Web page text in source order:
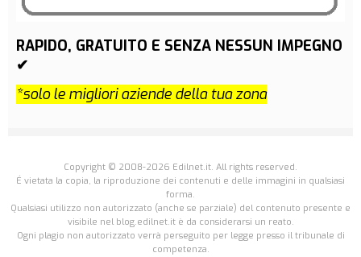
RAPIDO, GRATUITO E SENZA NESSUN IMPEGNO
✔
*solo le migliori aziende della tua zona
Copyright © 2008-2026 Edilnet.it. All rights reserved.
É vietata la copia, la riproduzione dei contenuti e delle immagini in qualsiasi
forma.
Qualsiasi utilizzo non autorizzato (anche se parziale) del contenuto presente e
visibile nel blog.edilnet.it è da considerarsi un reato.
Ogni plagio non autorizzato verrà perseguito per legge presso il tribunale di
competenza.